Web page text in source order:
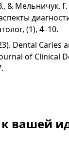
& Мельничук,
(1), 4–10.
Dental Caries
of Clinical
вашей